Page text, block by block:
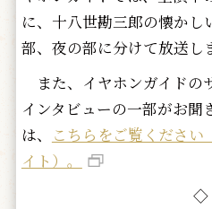
に、十八世勘三郎の懐かし
部、夜の部に分けて放送し
また、イヤホンガイドの
インタビューの一部がお聞
は、
こちらをご覧ください
イト）。
◇